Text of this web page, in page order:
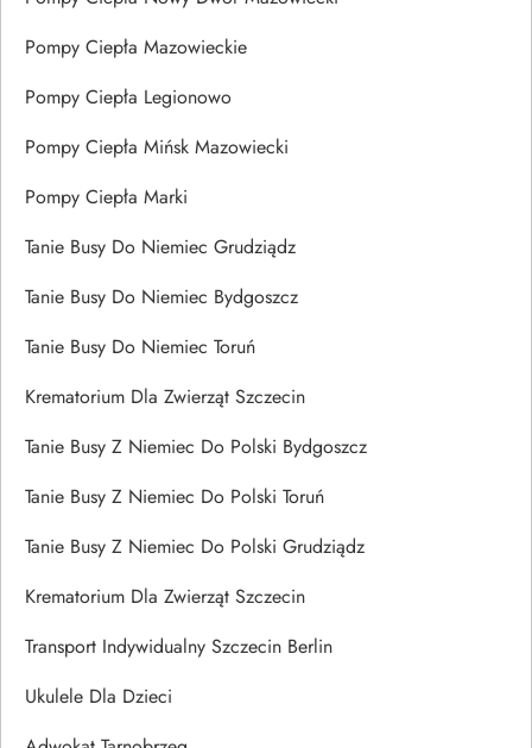
Pompy Ciepła Mazowieckie
Pompy Ciepła Legionowo
Pompy Ciepła Mińsk Mazowiecki
Pompy Ciepła Marki
Tanie Busy Do Niemiec Grudziądz
Tanie Busy Do Niemiec Bydgoszcz
Tanie Busy Do Niemiec Toruń
Krematorium Dla Zwierząt Szczecin
Tanie Busy Z Niemiec Do Polski Bydgoszcz
Tanie Busy Z Niemiec Do Polski Toruń
Tanie Busy Z Niemiec Do Polski Grudziądz
Krematorium Dla Zwierząt Szczecin
Transport Indywidualny Szczecin Berlin
Ukulele Dla Dzieci